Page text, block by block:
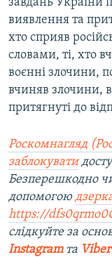
виявлення та
хто сприяв
словами, ті, хто
воєнні злочини,
вчиняв злочини,
притягнуті до
Роскомнагляд
заблокувати
Безперешкодно
допомогою
https://
слідкуйте за
Instagramта Viber